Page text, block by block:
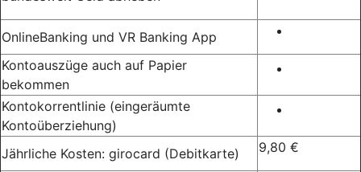
OnlineBanking und VR Banking App
Kontoauszüge auch auf Papier
bekommen
Kontokorrentlinie (eingeräumte
Kontoüberziehung)
Jährliche Kosten: girocard (Debitkarte)
9,80 €